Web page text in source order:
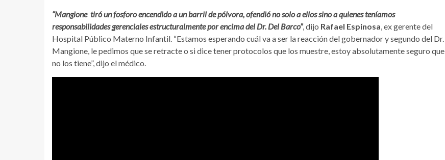
“Mangione tiró un fosforo encendido a un barril de pólvora, ofendió no solo a ellos sino a quienes teníamos
responsabilidades gerenciales estructuralmente por encima del Dr. Del Barco”, dijo Rafael Espinosa, ex gerente del
Hospital Público Materno Infantil. “Estamos esperando cuál va a ser la reacción del gobernador y segundo del Dr.
Mangione, le pedimos que se retracte o si dice tener protocolos que los muestre, estoy absolutamente seguro que
no los tiene”, dijo el médico.